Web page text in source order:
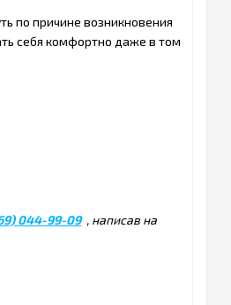
по причине возникновения
себя комфортно даже в том
044-99-09 , написав на